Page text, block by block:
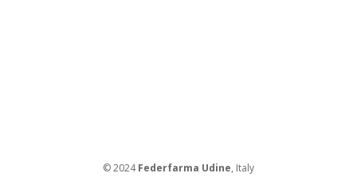
© 2024Federfarma Udine, Italy